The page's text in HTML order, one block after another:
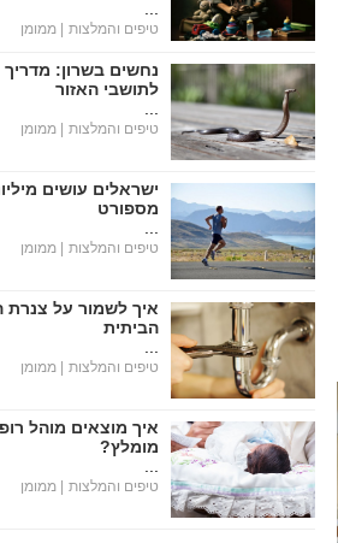
טיפים והמלצות | ממומן
נחשים בשרון: מדריך
לתושבי האזור
טיפים והמלצות | ממומן
ישראלים עושים
מספורט
טיפים והמלצות | ממומן
איך לשמור על צנרת
הביתית
טיפים והמלצות | ממומן
איך מוצאים מוהל
מומלץ?
טיפים והמלצות | ממומן